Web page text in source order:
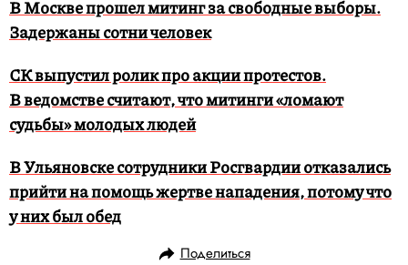
В Москве прошел митинг за свободные выборы.
Задержаны сотни человек
СК выпустил ролик про акции протестов.
В ведомстве считают, что митинги «ломают
судьбы» молодых людей
В Ульяновске сотрудники Росгвардии отказались
прийти на помощь жертве нападения, потому что
у них был обед
Поделиться